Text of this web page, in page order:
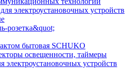
электроустановочных устройств
розетка&quot;
бытовая SCHUKO
освещенности, таймеры
электроустановочных устройств